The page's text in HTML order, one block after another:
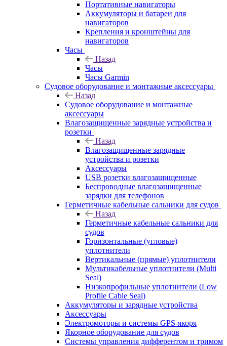
Портативные навигаторы
Аккумуляторы и батареи для
навигаторов
Крепления и кронштейны для
навигаторов
Часы
Назад
Часы
Часы Garmin
Судовое оборудование и монтажные аксессуары
Назад
Судовое оборудование и монтажные
аксессуары
Влагозащищенные зарядные устройства и
розетки
Назад
Влагозащищенные зарядные
устройства и розетки
Аксессуары
USB розетки влагозащищенные
Беспроводные влагозащищенные
зарядки для телефонов
Герметичные кабельные сальники для судов
Назад
Герметичные кабельные сальники для
судов
Горизонтальные (угловые)
уплотнители
Вертикальные (прямые) уплотнители
Мультикабельные уплотнители (Multi
Seal)
Низкопрофильные уплотнители (Low
Profile Cable Seal)
Аккумуляторы и зарядные устройства
Аксессуары
Электромоторы и системы GPS-якоря
Якорное оборудование для судов
Системы управления дифферентом и тримом